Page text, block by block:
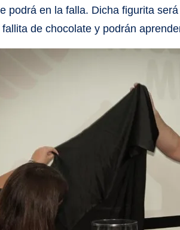
podrá en la falla. Dicha figurita
de chocolate y podrán